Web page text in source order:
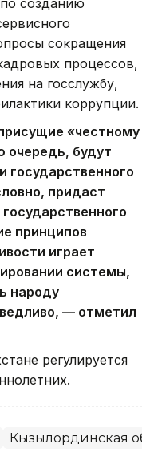
сокращения
процессов,
на госслужбу,
коррупции.
«честному
очередь, будут
государственного
придаст
принципов
играет
системы,
народу
— отметил
регулируется
Кызылординская